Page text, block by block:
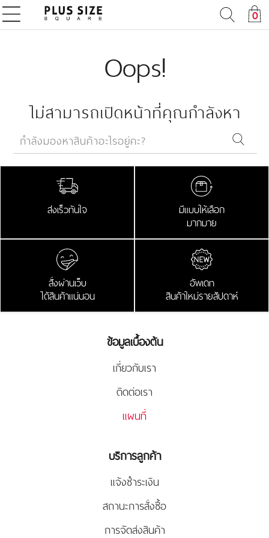
0
Oops!
ไม่สามารถเปิดหน้าที่คุณกำลังหา
ส่งเร็วทันใจ มีแบบให้เลือก
มากมาย
สั่งผ่านเว็บ
ได้สินค้าแน่นอน
อัพเดท
สินค้าใหม่รายสัปดาห์
ข้อมูลเบื้องต้น
เกี่ยวกับเรา
ติดต่อเรา
แผนที่
บริการลูกค้า
แจ้งชำระเงิน
สถานะการสั่งซื้อ
การจัดส่งสินค้า